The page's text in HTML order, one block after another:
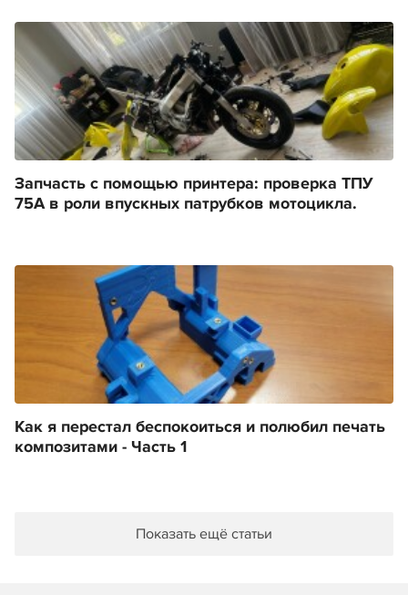
Запчасть с помощью принтера: проверка ТПУ
75A в роли впускных патрубков мотоцикла.
Как я перестал беспокоиться и полюбил печать
композитами - Часть 1
Показать ещё статьи